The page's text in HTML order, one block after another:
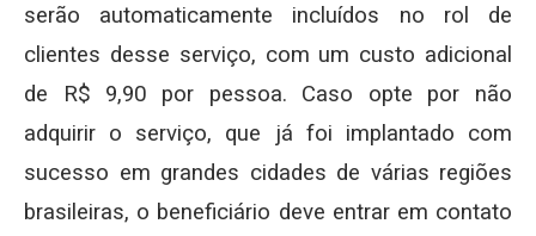
serão automaticamente incluídos no rol de
clientes desse serviço, com um custo adicional
de R$ 9,90 por pessoa. Caso opte por não
adquirir o serviço, que já foi implantado com
sucesso em grandes cidades de várias regiões
brasileiras, o beneficiário deve entrar em contato